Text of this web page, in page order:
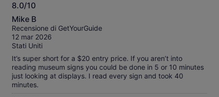
8.0/10
8.0
su
10
Mike B
Recensione di GetYourGuide
12 mar 2026
Stati Uniti
It’s super short for a $20 entry price. If you aren’t into
reading museum signs you could be done in 5 or 10 minutes
just looking at displays. I read every sign and took 40
minutes.